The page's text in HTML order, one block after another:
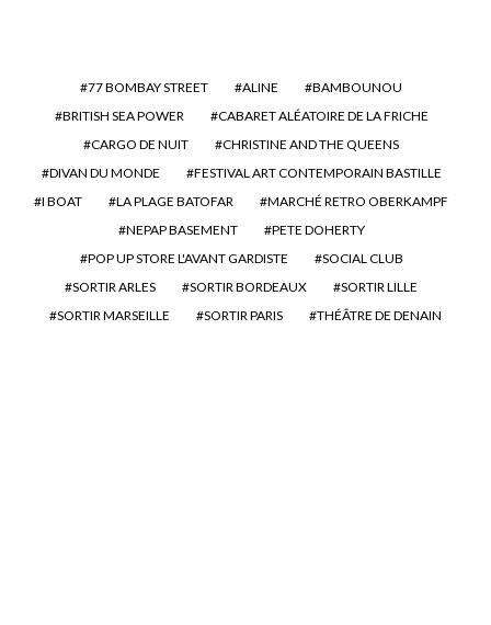
77 BOMBAY STREET ALINE
BAMBOUNOU
BRITISH SEA POWER
CABARET ALÉATOIRE DE LA FRICHE
CARGO DE NUIT
CHRISTINE AND THE QUEENS
DIVAN DU MONDE
FESTIVAL ART CONTEMPORAIN BASTILLE
I BOAT
LA PLAGE BATOFAR
MARCHÉ RETRO OBERKAMPF
NEPAP BASEMENT
PETE DOHERTY
POP UP STORE L'AVANT GARDISTE
SOCIAL CLUB
SORTIR ARLES
SORTIR BORDEAUX
SORTIR LILLE
SORTIR MARSEILLE
SORTIR PARIS THÉÂTRE DE DENAIN